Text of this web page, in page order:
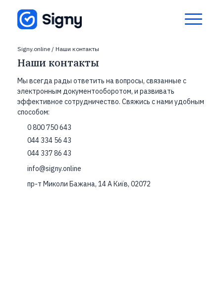
Signy.online / Наши контакты
Наши контакты
Мы всегда рады ответить на вопросы, связанные с
электронным документооборотом, и развивать
эффективное сотрудничество. Свяжись с нами удобным
способом:
0 800 750 643
044 334 56 43
044 337 86 43
info@signy.online
пр-т Миколи Бажана, 14 А Київ, 02072